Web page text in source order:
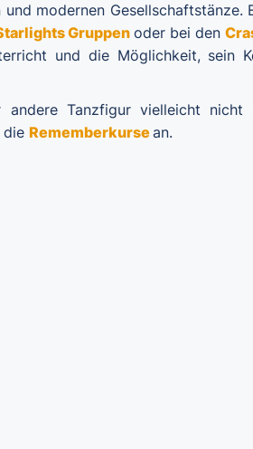
und modernen
Gruppenoder bei den
und die Möglichkeit, sein
Tanzfigur vielleicht
die Rememberkursean.